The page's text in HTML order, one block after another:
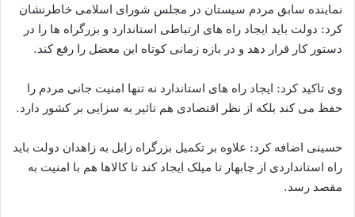
نماینده سابق مردم سیستان در مجلس شورای اسلامی خاطرنشان
کرد: دولت باید ایجاد راه های ارتباطی استاندارد و بزرگراه ها را در
دستور کار قرار دهد و در بازه زمانی کوتاه این معضل را رفع کند.
وی تاکید کرد: ایجاد راه های استاندارد نه تنها امنیت جانی مردم را
حفظ می کند بلکه از نظر اقتصادی هم تاثیر به سزایی بر کشور دارد.
حسینی اضافه کرد: علاوه بر تکمیل بزرگراه زابل به زاهدان دولت باید
راه استانداردی از چابهار تا میلک ایجاد کند تا کالاها هم با امنیت به
مقصد رسد.